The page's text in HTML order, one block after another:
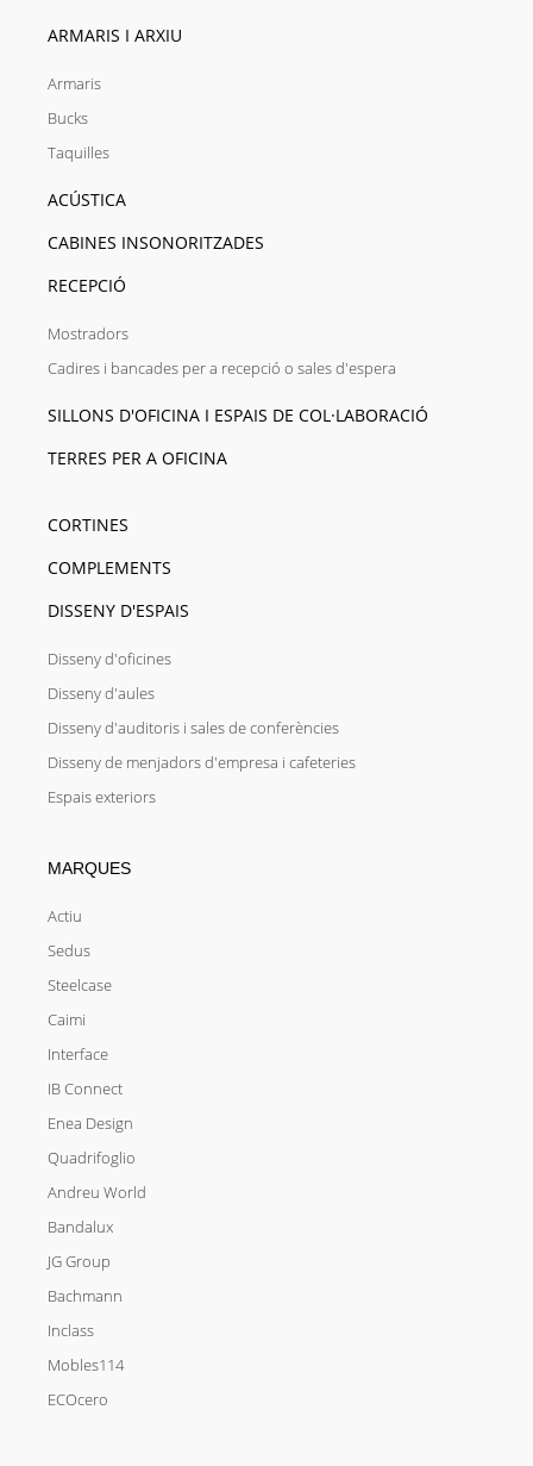
ARMARIS I ARXIU
Armaris
Bucks
Taquilles
ACÚSTICA
CABINES INSONORITZADES
RECEPCIÓ
Mostradors
Cadires i bancades per a recepció o sales d'espera
SILLONS D'OFICINA I ESPAIS DE COL·LABORACIÓ
TERRES PER A OFICINA
CORTINES
COMPLEMENTS
DISSENY D'ESPAIS
Disseny d'oficines
Disseny d'aules
Disseny d'auditoris i sales de conferències
Disseny de menjadors d'empresa i cafeteries
Espais exteriors
MARQUES
Actiu
Sedus
Steelcase
Caimi
Interface
IB Connect
Enea Design
Quadrifoglio
Andreu World
Bandalux
JG Group
Bachmann
Inclass
Mobles114
ECOcero